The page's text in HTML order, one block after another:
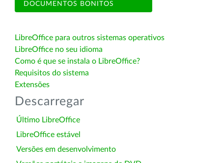
DOCUMENTOS BONITOS
LibreOffice para outros sistemas operativos
LibreOffice no seu idioma
Como é que se instala o LibreOffice?
Requisitos do sistema
Extensões
Descarregar
Último LibreOffice
LibreOffice estável
Versões em desenvolvimento